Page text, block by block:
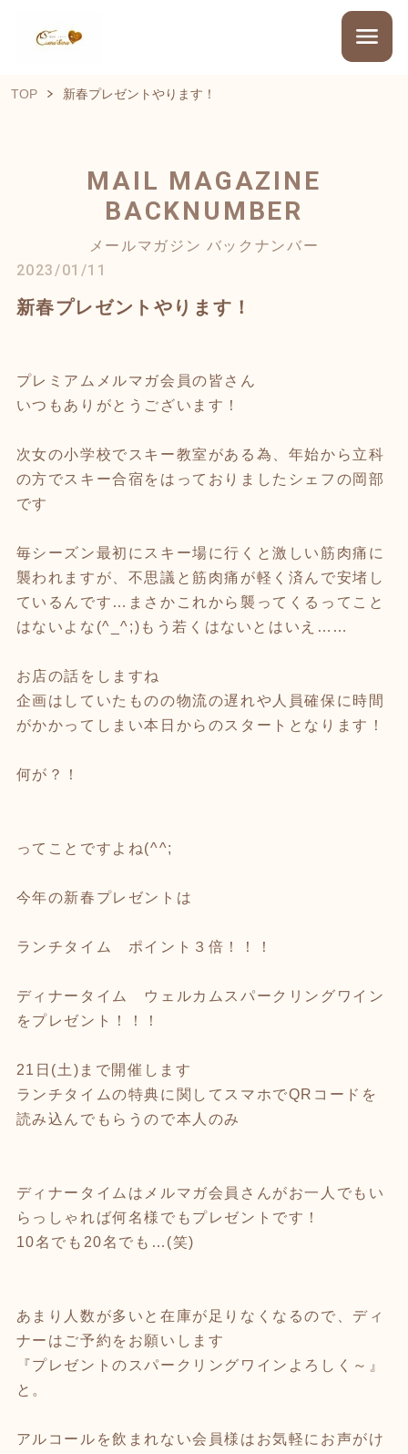
TOP 新春プレゼントやります！
MAIL MAGAZINE
BACKNUMBER
メールマガジン バックナンバー
2023/01/11
新春プレゼントやります！
プレミアムメルマガ会員の皆さん
いつもありがとうございます！
次女の小学校でスキー教室がある為、年始から立科
の方でスキー合宿をはっておりましたシェフの岡部
です
毎シーズン最初にスキー場に行くと激しい筋肉痛に
襲われますが、不思議と筋肉痛が軽く済んで安堵し
ているんです…まさかこれから襲ってくるってこと
はないよな(^_^;)もう若くはないとはいえ……
お店の話をしますね
企画はしていたものの物流の遅れや人員確保に時間
がかかってしまい本日からのスタートとなります！
何が？！
ってことですよね(^^;
今年の新春プレゼントは
ランチタイム ポイント３倍！！！
ディナータイム ウェルカムスパークリングワイン
をプレゼント！！！
21日(土)まで開催します
ランチタイムの特典に関してスマホでQRコードを
読み込んでもらうので本人のみ
ディナータイムはメルマガ会員さんがお一人でもい
らっしゃれば何名様でもプレゼントです！
10名でも20名でも…(笑)
あまり人数が多いと在庫が足りなくなるので、ディ
ナーはご予約をお願いします
『プレゼントのスパークリングワインよろしく～』
と。
アルコールを飲まれない会員様はお気軽にお声がけ